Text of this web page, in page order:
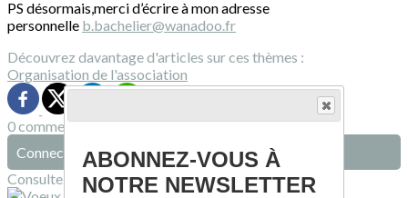
PS désormais,merci d’écrire à mon adresse
personnelle b.bachelier@wanadoo.fr
Découvrez davantage d'articles sur ces thèmes :
Organisation de l'association
0 commentaire(s)
Connectez-vous pour laisser un commentaire
Consultez également
ABONNEZ-VOUS À
NOTRE NEWSLETTER